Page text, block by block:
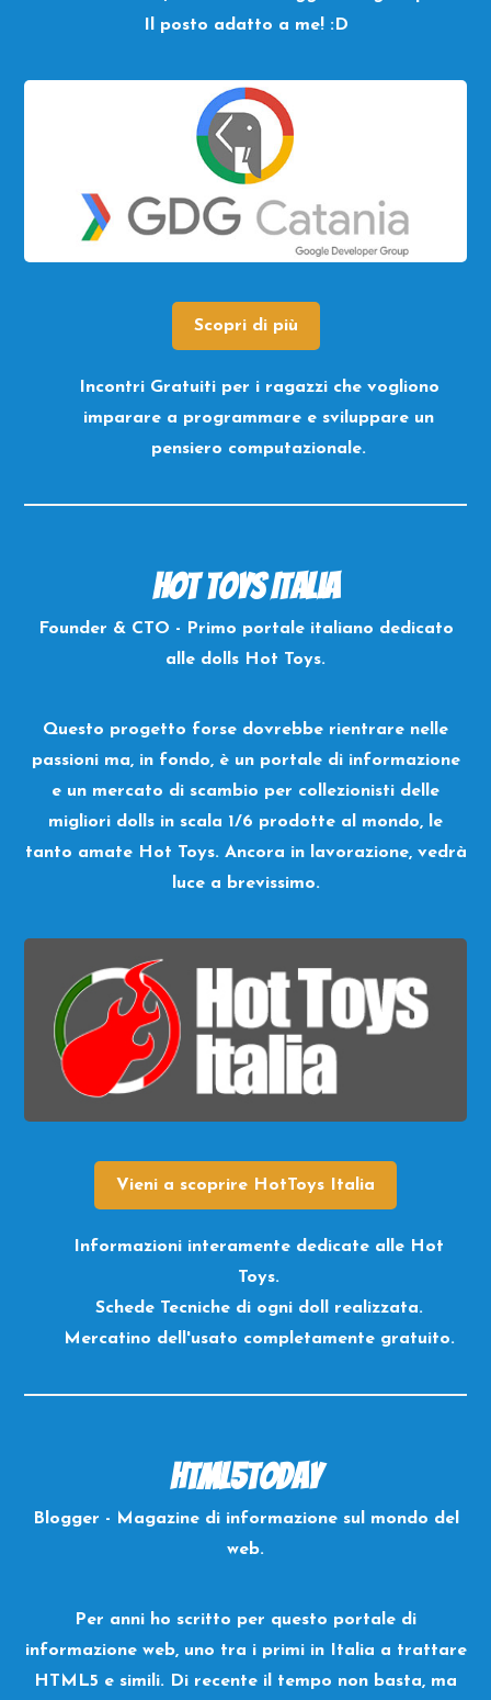
Il posto adatto a me! :D
Scopri di più
Incontri Gratuiti per i ragazzi che vogliono
imparare a programmare e sviluppare un
pensiero computazionale.
Hot Toys Italia
Founder & CTO - Primo portale italiano dedicato
alle dolls Hot Toys.
Questo progetto forse dovrebbe rientrare nelle
passioni ma, in fondo, è un portale di informazione
e un mercato di scambio per collezionisti delle
migliori dolls in scala 1/6 prodotte al mondo, le
tanto amate Hot Toys. Ancora in lavorazione, vedrà
luce a brevissimo.
Vieni a scoprire HotToys Italia
Informazioni interamente dedicate alle Hot
Toys.
Schede Tecniche di ogni doll realizzata.
Mercatino dell'usato completamente gratuito.
HTML5Today
Blogger - Magazine di informazione sul mondo del
web.
Per anni ho scritto per questo portale di
informazione web, uno tra i primi in Italia a trattare
HTML5 e simili. Di recente il tempo non basta, ma